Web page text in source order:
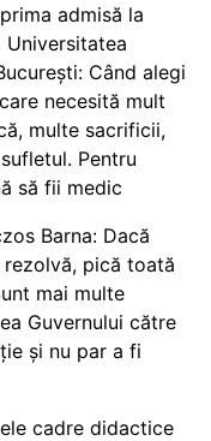
admisă la
Universitatea
Când alegi
necesită mult
multe sacrificii,
Pentru
să fii medic
Barna: Dacă
pică toată
mai multe
Guvernului către
și nu par a fi
cadre didactice